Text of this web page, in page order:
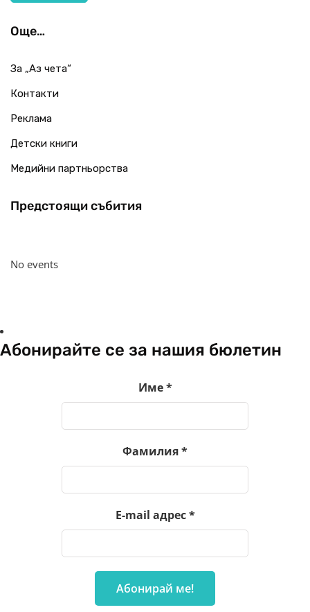
Още…
За „Аз чета“
Контакти
Реклама
Детски книги
Медийни партньорства
Предстоящи събития
No events
Абонирайте се за нашия бюлетин
Име*
Фамилия*
E-mail адрес*